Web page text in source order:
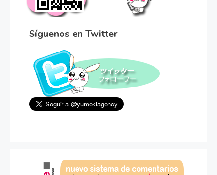
Síguenos en Twitter